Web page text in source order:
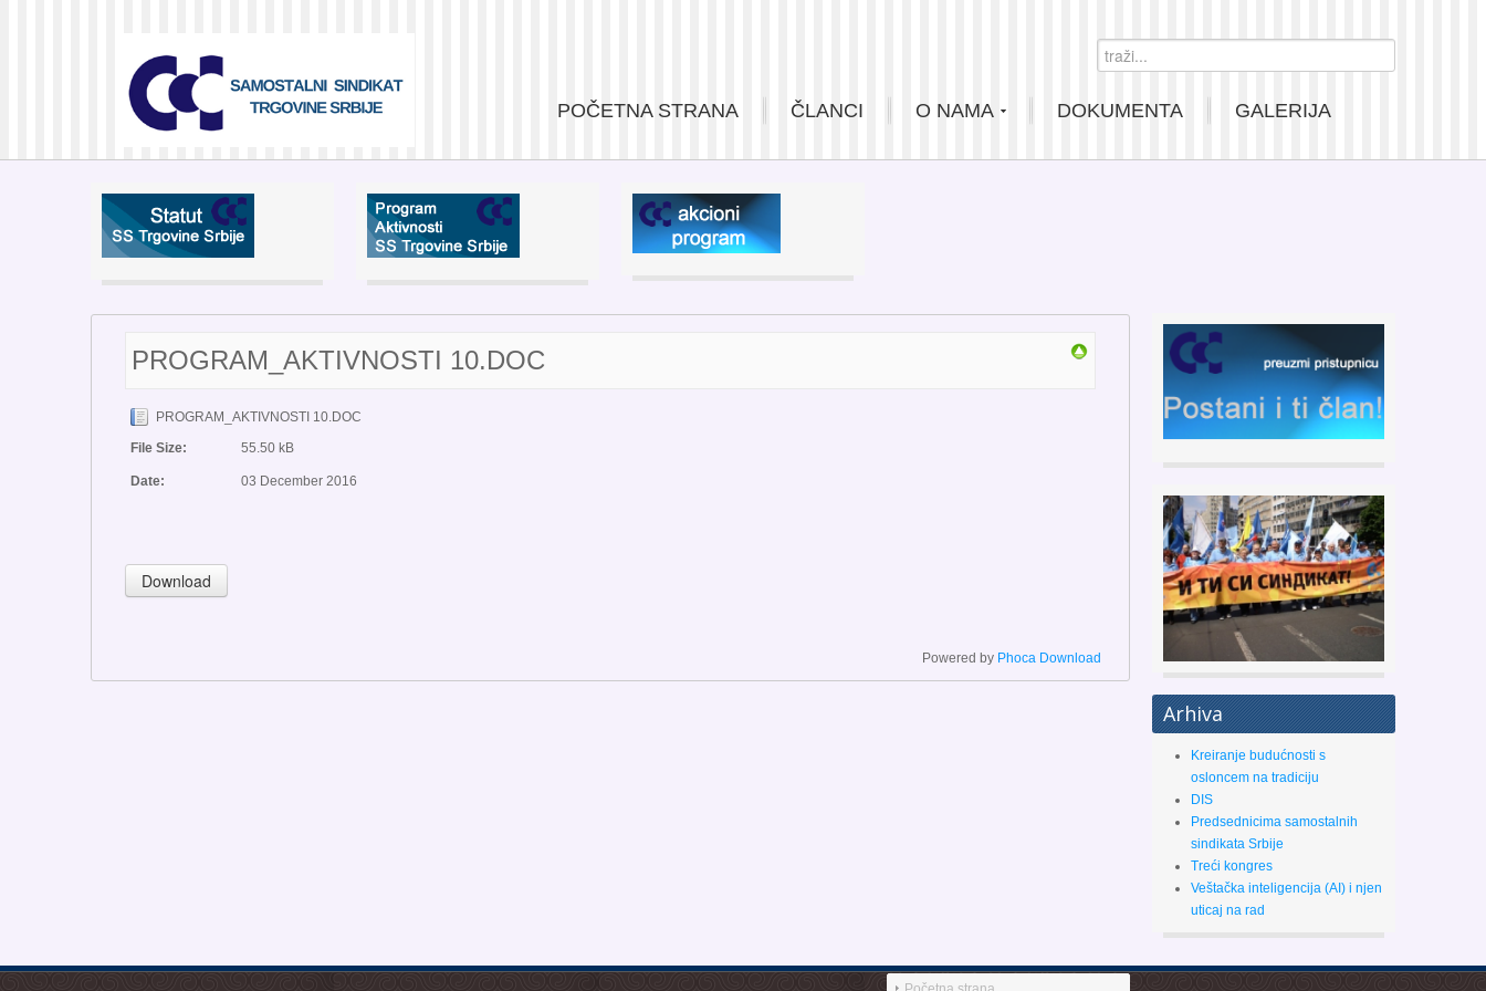
POČETNA STRANA ČLANCI O NAMA DOKUMENTA GALERIJA
PROGRAM_AKTIVNOSTI 10.DOC
PROGRAM_AKTIVNOSTI 10.DOC
File Size:
55.50 kB
Date: 03 December 2016
Powered by Phoca Download
Arhiva
Kreiranje budućnosti s
osloncem na tradiciju
DIS
Predsednicima samostalnih
sindikata Srbije
Treći kongres
Veštačka inteligencija (AI) i njen
uticaj na rad